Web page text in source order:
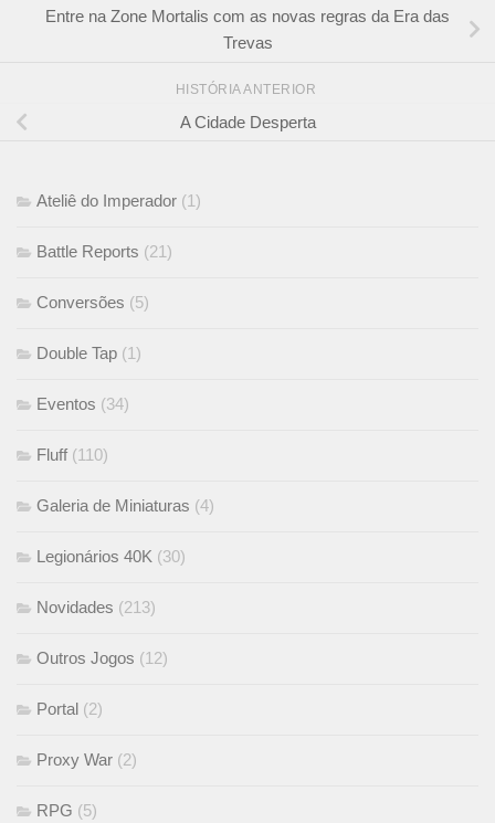
Entre na Zone Mortalis com as novas regras da Era das
Trevas
HISTÓRIA ANTERIOR
A Cidade Desperta
Ateliê do Imperador (1)
Battle Reports (21)
Conversões (5)
Double Tap (1)
Eventos (34)
Fluff (110)
Galeria de Miniaturas (4)
Legionários 40K (30)
Novidades (213)
Outros Jogos (12)
Portal (2)
Proxy War (2)
RPG (5)